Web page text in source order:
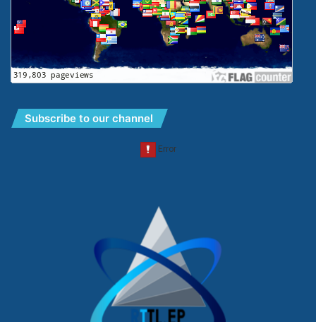
Subscribe to our channel